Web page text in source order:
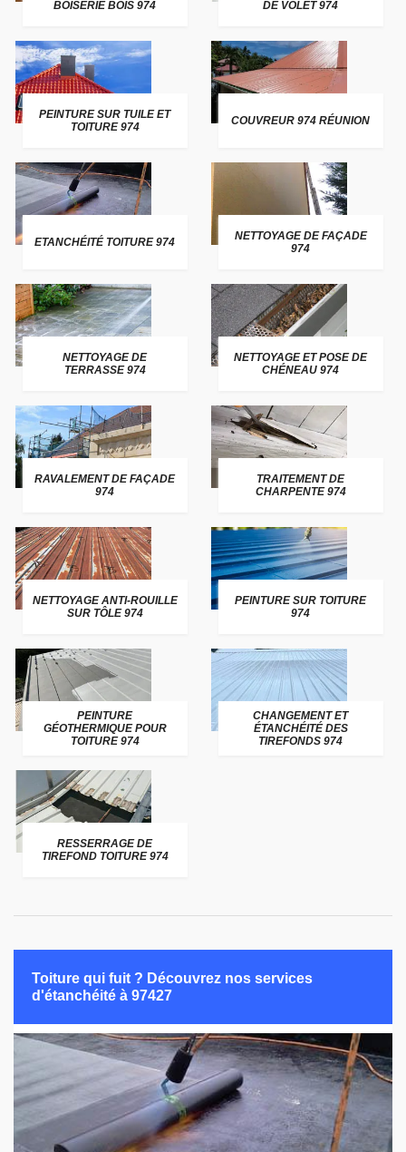
BOISERIE BOIS 974 DE VOLET 974
PEINTURE SUR TUILE ET
TOITURE 974
COUVREUR 974 RÉUNION
ETANCHÉITÉ TOITURE 974
NETTOYAGE DE FAÇADE
974
NETTOYAGE DE
TERRASSE 974
NETTOYAGE ET POSE DE
CHÉNEAU 974
RAVALEMENT DE FAÇADE
974
TRAITEMENT DE
CHARPENTE 974
NETTOYAGE ANTI-ROUILLE
SUR TÔLE 974
PEINTURE SUR TOITURE
974
PEINTURE
GÉOTHERMIQUE POUR
TOITURE 974
CHANGEMENT ET
ÉTANCHÉITÉ DES
TIREFONDS 974
RESSERRAGE DE
TIREFOND TOITURE 974
Toiture qui fuit ? Découvrez nos services
d'étanchéité à 97427